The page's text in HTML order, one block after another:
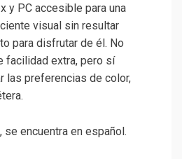
y PC accesible para una
visual sin resultar
para disfrutar de él. No
facilidad extra, pero sí
las preferencias de color,
se encuentra en español.